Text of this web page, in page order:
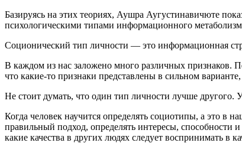
Базируясь на этих теориях, Аушра Аугустинавичюте
психологическими типами информационного
Соционический тип личности — это информационная
В каждом из нас заложено много различных признаков.
что какие-то признаки представлены в сильном
Не стоит думать, что один тип личности лучше другого.
Когда человек научится определять социотипы, а это в
правильный подход, определять интересы,
какие качества в других людях следует воспринимать в